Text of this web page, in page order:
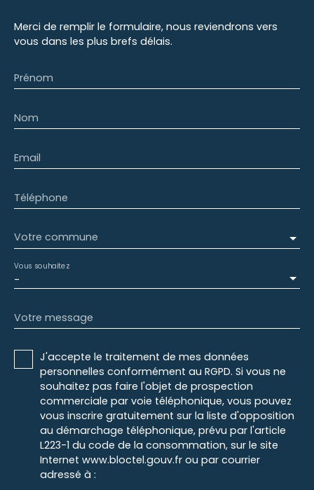
Merci de remplir le formulaire, nous reviendrons vers
vous dans les plus brefs délais.
Prénom
Nom
Email
Téléphone
Votre commune
-
Vous souhaitez
Votre message
J'accepte le traitement de mes données
personnelles conformément au RGPD. Si vous ne
souhaitez pas faire l'objet de prospection
commerciale par voie téléphonique, vous pouvez
vous inscrire gratuitement sur la liste d'opposition
au démarchage téléphonique, prévu par l'article
L223-1 du code de la consommation, sur le site
Internet www.bloctel.gouv.fr ou par courrier
adressé à :